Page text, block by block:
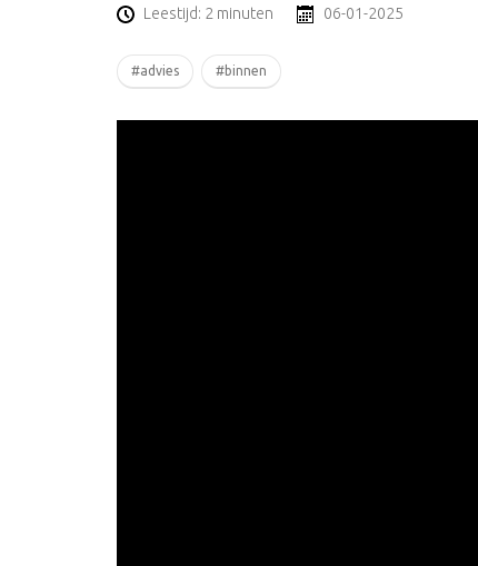
Leestijd: 2 minuten 06-01-2025
#advies #binnen